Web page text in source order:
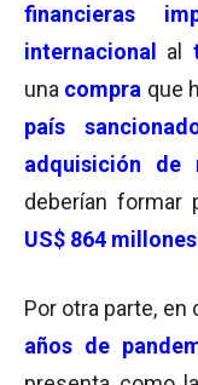
financieras
internacional
al
una compra que
país
adquisición de
deberían formar
US$ 864 millones
Por otra parte, en
años de